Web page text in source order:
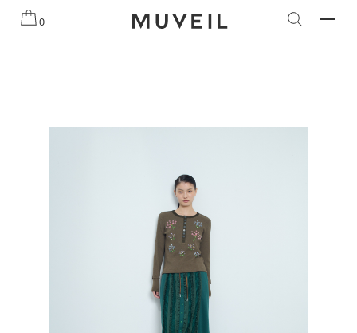
らせ 2026 AUTUMN WINTER COLLECTION 2026
0